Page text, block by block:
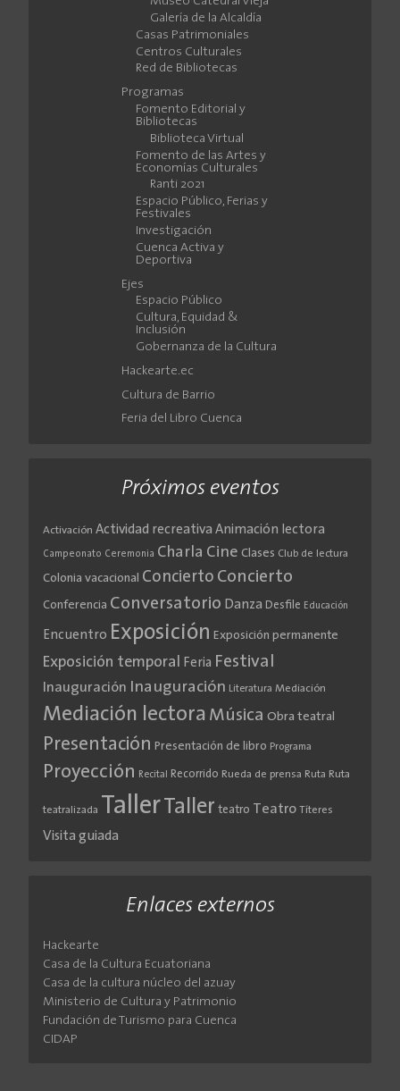
Galería de la Alcaldía
Casas Patrimoniales
Centros Culturales
Red de Bibliotecas
Programas
Fomento Editorial y
Bibliotecas
Biblioteca Virtual
Fomento de las Artes y
Economías Culturales
Ranti 2021
Espacio Público, Ferias y
Festivales
Investigación
Cuenca Activa y
Deportiva
Ejes
Espacio Público
Cultura, Equidad &
Inclusión
Gobernanza de la Cultura
Hackearte.ec
Cultura de Barrio
Feria del Libro Cuenca
Próximos eventos
Activación Actividad recreativa Animación lectora
Campeonato Ceremonia Charla Cine Clases Club de lectura
Colonia vacacional Concierto Concierto
Conferencia Conversatorio Danza Desfile Educación
Encuentro Exposición Exposición permanente
Exposición temporal Feria Festival
Inauguración Inauguración Literatura Mediación
Mediación lectora Música Obra teatral
Presentación Presentación de libro Programa
Proyección Recital Recorrido Rueda de prensa Ruta Ruta
teatralizada TallerTaller teatro Teatro Títeres
Visita guiada
Enlaces externos
Hackearte
Casa de la Cultura Ecuatoriana
Casa de la cultura núcleo del azuay
Ministerio de Cultura y Patrimonio
Fundación de Turismo para Cuenca
CIDAP